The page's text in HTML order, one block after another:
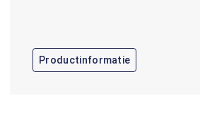
Productinformatie